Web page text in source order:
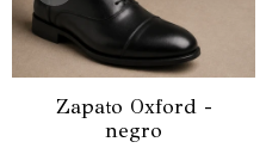
Zapato Oxford -
negro